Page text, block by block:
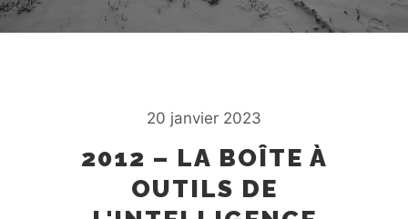
20 janvier 2023
2012 – LA BOÎTE À
OUTILS DE